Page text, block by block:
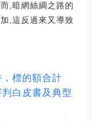
,暗網絲綢之路的
,這反過來又導致
標的額合計
白皮書及典型